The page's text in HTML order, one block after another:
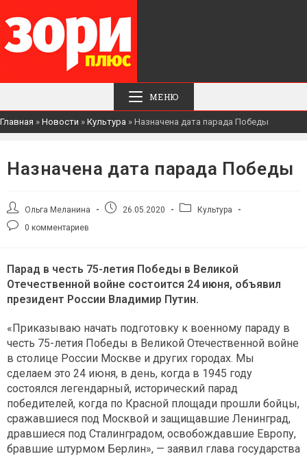
МЕНЮ
Главная » Новости » Культура » Назначена дата парада Победы
Назначена дата парада Победы
Автор
записи:
Ольга Меланина
Запись26.05.2020
РубрикаКультура
Комментарии
0 комментариев
Парад в честь 75-летия Победы в Великой
Отечественной войне состоится 24 июня, объявил
президент России Владимир Путин.
«Приказываю начать подготовку к военному параду в
честь 75-летия Победы в Великой Отечественной войне
в столице России Москве и других городах. Мы
сделаем это 24 июня, в день, когда в 1945 году
состоялся легендарный, исторический парад
победителей, когда по Красной площади прошли бойцы,
сражавшиеся под Москвой и защищавшие Ленинград,
дравшиеся под Сталинградом, освобождавшие Европу,
бравшие штурмом Берлин», — заявил глава государства